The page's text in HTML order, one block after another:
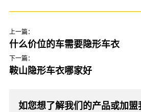
上一篇：
什么价位的车需要隐形车衣
下一篇：
鞍山隐形车衣哪家好
如您想了解我们的产品或加盟